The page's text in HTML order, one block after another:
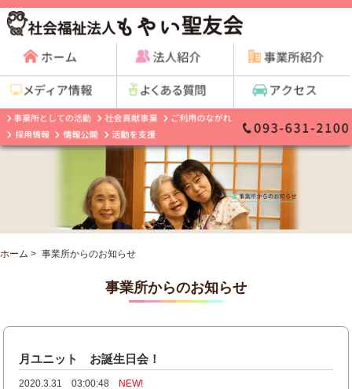
ホーム > 事業所からのお知らせ
事業所からのお知らせ
月ユニット お誕生日会！
2020.3.31 03:00:48
NEW!